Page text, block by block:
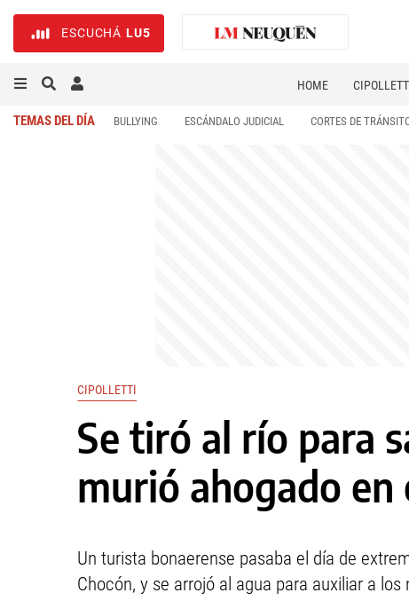
ESCUCHÁ LU5
HOME
TEMAS DEL DÍA BULLYING ESCÁNDALO JUDICIAL CORTES DE
CIPOLLETTI
Se tiró al río para
murió ahogado en
Un turista bonaerense pasaba el día de
Chocón, y se arrojó al agua para auxiliar a